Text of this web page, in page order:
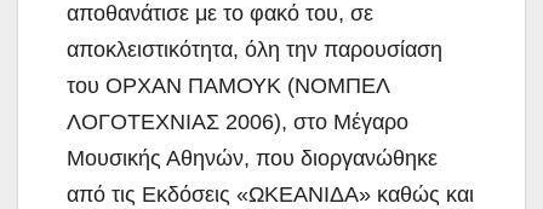
αποθανάτισε με το φακό του, σε
αποκλειστικότητα, όλη την παρουσίαση
του ΟΡΧΑΝ ΠΑΜΟΥΚ (ΝΟΜΠΕΛ
ΛΟΓΟΤΕΧΝΙΑΣ 2006), στο Μέγαρο
Μουσικής Αθηνών, που διοργανώθηκε
από τις Εκδόσεις «ΩΚΕΑΝΙΔΑ» καθώς και